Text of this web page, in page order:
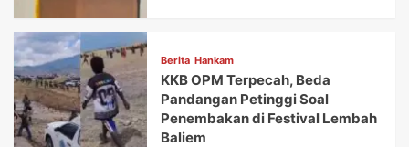
Berita Hankam
KKB OPM Terpecah, Beda
Pandangan Petinggi Soal
Penembakan di Festival Lembah
Baliem